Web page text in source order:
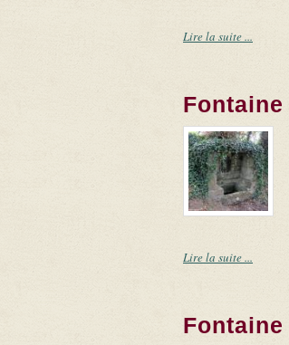
Lire la suite ...
Lire la suite ...